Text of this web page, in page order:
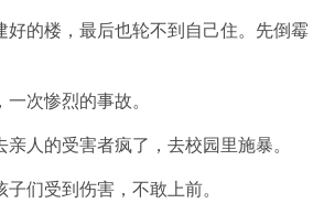
好的楼，最后也轮不到自己住。先倒霉
次惨烈的事故。
人的受害者疯了，去校园里施暴。
们受到伤害，不敢上前。